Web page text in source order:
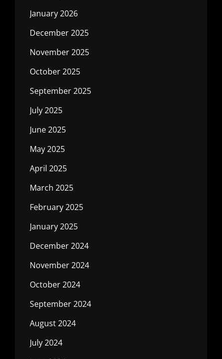
January 2026
December 2025
November 2025
October 2025
September 2025
July 2025
June 2025
May 2025
April 2025
March 2025
February 2025
January 2025
December 2024
November 2024
October 2024
September 2024
August 2024
July 2024